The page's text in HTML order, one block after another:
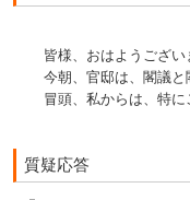
皆様、おはようござい
今朝、官邸は、閣議と
冒頭、私からは、特に
質疑応答